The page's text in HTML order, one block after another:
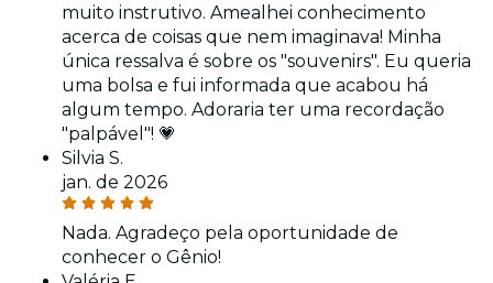
muito instrutivo. Amealhei conhecimento
acerca de coisas que nem imaginava! Minha
única ressalva é sobre os "souvenirs". Eu queria
uma bolsa e fui informada que acabou há
algum tempo. Adoraria ter uma recordação
"palpável"! 💗
Silvia S.
jan. de 2026
Nada. Agradeço pela oportunidade de
conhecer o Gênio!